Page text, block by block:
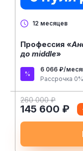
12 месяцев
Профессия «
до middle»
6 066 ₽/
Рассрочка 0%
260 000 ₽
145 600 ₽